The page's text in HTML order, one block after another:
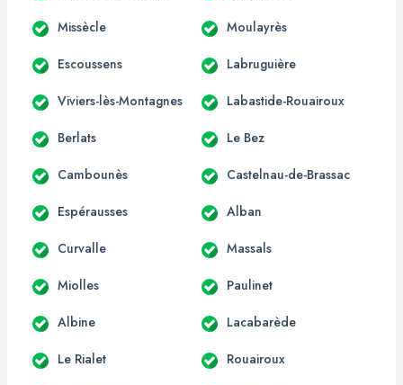
Missècle Moulayrès
Escoussens Labruguière
Viviers-lès-Montagnes Labastide-Rouairoux
Berlats Le Bez
Cambounès Castelnau-de-Brassac
Espérausses Alban
Curvalle Massals
Miolles Paulinet
Albine Lacabarède
Le Rialet Rouairoux